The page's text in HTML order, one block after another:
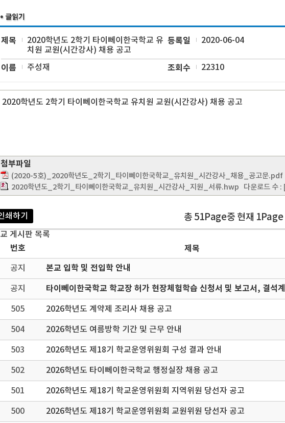
제목
2020학년도 2학기 타이뻬이한국학교 유
치원 교원(시간강사) 채용 공고
등록일 2020-06-04
이름 주성재 조회수 22310
2020학년도 2학기 타이뻬이한국학교 유치원 교원(시간강사) 채용 공고
첨부파일
(2020-5호)_2020학년도_2학기_타이뻬이한국학교_유치원_시간강사_채용_공고문.pdf
2020학년도_2학기_타이뻬이한국학교_유치원_시간강사_지원_서류.hwp 다운로드 수 :
쇄하기 총 51Page중 현재 1Page
게시판 목록
번호 제목
공지 본교 입학 및 전입학 안내
공지 타이뻬이한국학교 학교장 허가 현장체험학습 신청서 및 보고서, 결석
505 2026학년도 계약제 조리사 채용 공고
504 2026학년도 여름방학 기간 및 근무 안내
503 2026학년도 제18기 학교운영위원회 구성 결과 안내
502 2026학년도 타이뻬이한국학교 행정실장 채용 공고
501 2026학년도 제18기 학교운영위원회 지역위원 당선자 공고
500 2026학년도 제18기 학교운영위원회 교원위원 당선자 공고